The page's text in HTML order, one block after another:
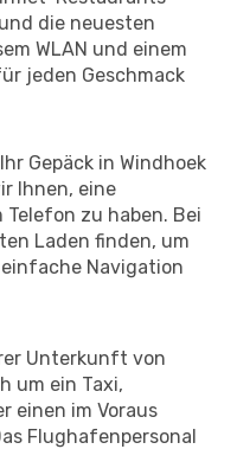
die neuesten
WLAN und einem
jeden Geschmack
Gepäck in Windhoek
Ihnen, eine
zu haben. Bei
Laden finden, um
Navigation
Unterkunft von
um ein Taxi,
einen im Voraus
Flughafenpersonal